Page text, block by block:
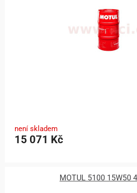
není skladem
15 071 Kč
MOTUL 5100 15W50